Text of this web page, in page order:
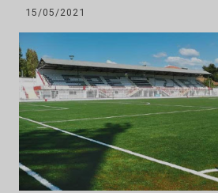
15/05/2021